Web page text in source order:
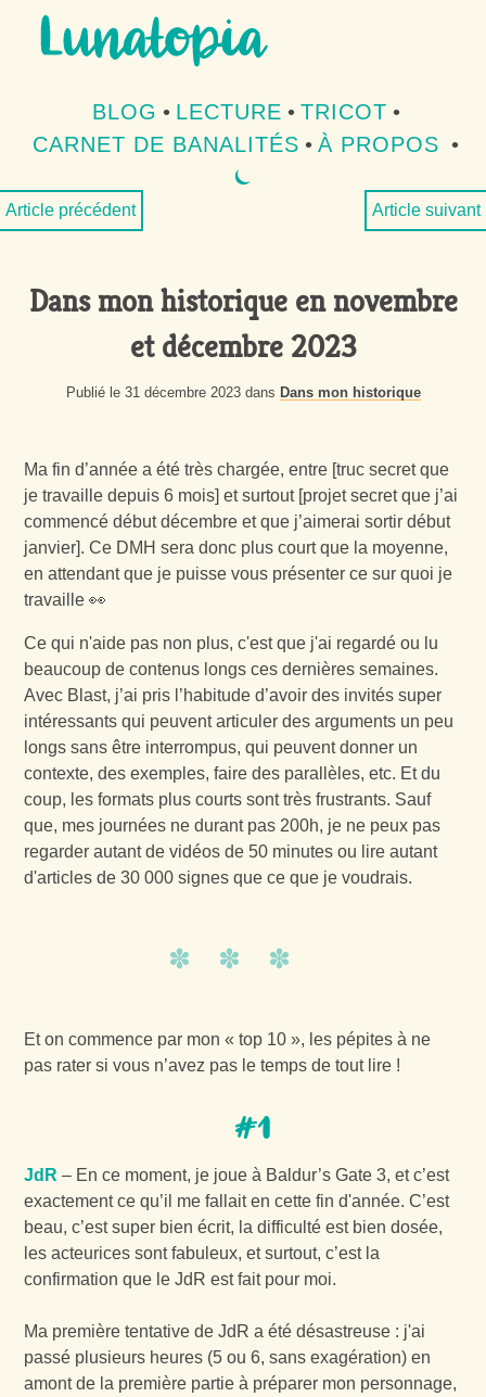
Aller au contenu
Aller au menu
BLOG • LECTURE • TRICOT •
CARNET DE BANALITÉS • À PROPOS •
⏾
MODE SOMBRE
Article précédent Article suivant
Dans mon historique en novembre
et décembre 2023
Publié le 31 décembre 2023 dans Dans mon historique
Ma fin d’année a été très chargée, entre [truc secret que
je travaille depuis 6 mois] et surtout [projet secret que j’ai
commencé début décembre et que j’aimerai sortir début
janvier]. Ce DMH sera donc plus court que la moyenne,
en attendant que je puisse vous présenter ce sur quoi je
travaille 👀
Ce qui n'aide pas non plus, c'est que j'ai regardé ou lu
beaucoup de contenus longs ces dernières semaines.
Avec Blast, j’ai pris l’habitude d’avoir des invités super
intéressants qui peuvent articuler des arguments un peu
longs sans être interrompus, qui peuvent donner un
contexte, des exemples, faire des parallèles, etc. Et du
coup, les formats plus courts sont très frustrants. Sauf
que, mes journées ne durant pas 200h, je ne peux pas
regarder autant de vidéos de 50 minutes ou lire autant
d'articles de 30 000 signes que ce que je voudrais.
Et on commence par mon « top 10 », les pépites à ne
pas rater si vous n’avez pas le temps de tout lire !
#1
JdR – En ce moment, je joue à Baldur’s Gate 3, et c’est
exactement ce qu’il me fallait en cette fin d'année. C’est
beau, c’est super bien écrit, la difficulté est bien dosée,
les acteurices sont fabuleux, et surtout, c’est la
confirmation que le JdR est fait pour moi.
Ma première tentative de JdR a été désastreuse : j'ai
passé plusieurs heures (5 ou 6, sans exagération) en
amont de la première partie à préparer mon personnage,